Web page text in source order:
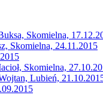
Skomielna,
Skomielna, 24.11.2015
Skomielna,
Lubień,